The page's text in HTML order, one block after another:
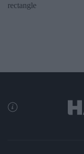
rectangle